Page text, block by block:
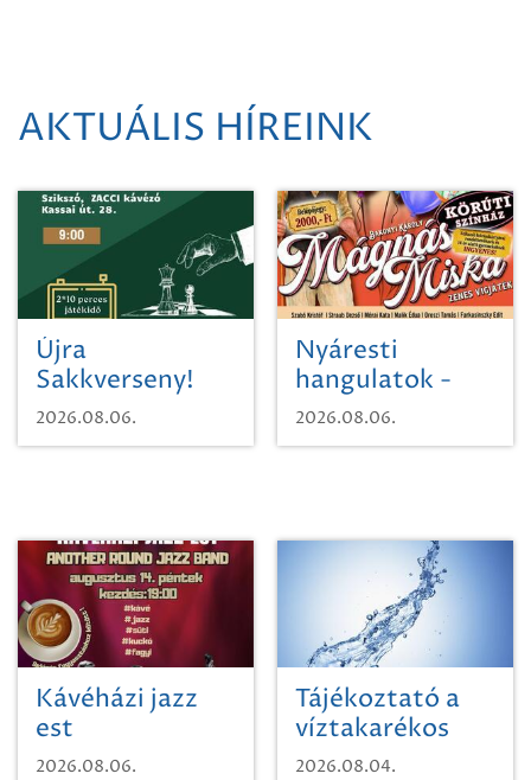
AKTUÁLIS HÍREINK
Újra
Sakkverseny!
2026.08.06.
Nyáresti
hangulatok -
Mágnás Miska
2026.08.06.
Kávéházi jazz
est
2026.08.06.
Tájékoztató a
víztakarékos
vízhasználatról
2026.08.04.